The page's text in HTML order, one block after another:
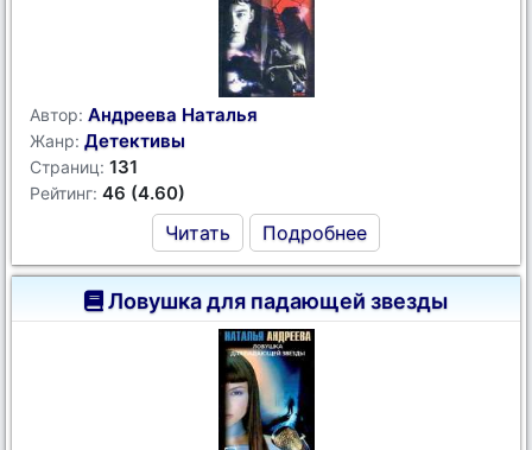
Автор: Андреева Наталья
Жанр: Детективы
Страниц: 131
Рейтинг: 46 (4.60)
Читать Подробнее
Ловушка для падающей звезды